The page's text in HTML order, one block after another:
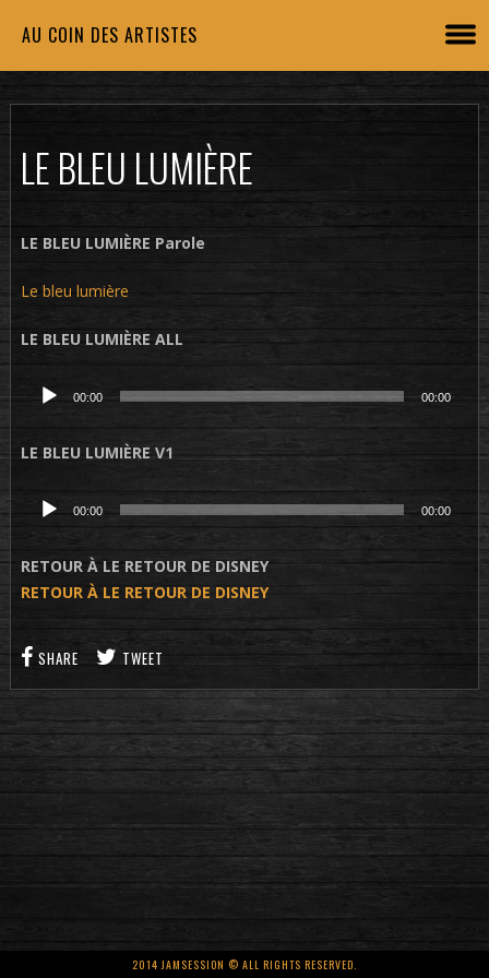
AU COIN DES ARTISTES
LE BLEU LUMIÈRE
LE BLEU LUMIÈRE Parole
Le bleu lumière
LE BLEU LUMIÈRE ALL
Lecteur
00:00 00:00
LE BLEU LUMIÈRE V1
Lecteur
00:00 00:00
RETOUR À LE RETOUR DE DISNEY
RETOUR À LE RETOUR DE DISNEY
SHARE TWEET
2014 JAMSESSION © ALL RIGHTS RESERVED.